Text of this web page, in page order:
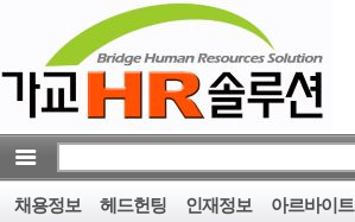
채용정보 헤드헌팅 인재정보 아르바이트